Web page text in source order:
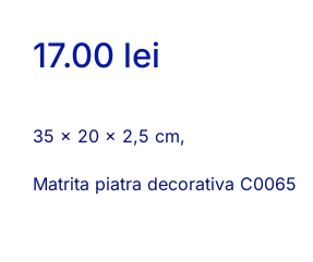
17.00 lei
35 x 20 x 2,5 cm,
Matrita piatra decorativa C0065